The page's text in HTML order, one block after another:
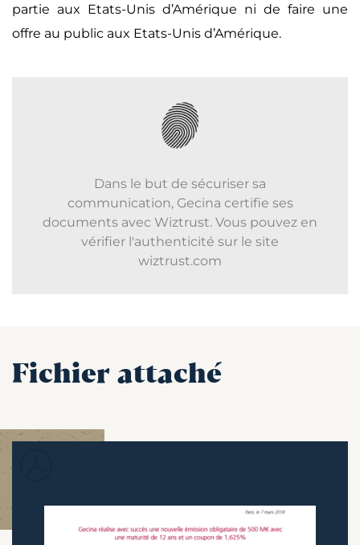
partie aux Etats-Unis d’Amérique ni de faire une
offre au public aux Etats-Unis d’Amérique.
Dans le but de sécuriser sa
communication, Gecina certifie ses
documents avec Wiztrust. Vous pouvez en
vérifier l'authenticité sur le site
wiztrust.com
Fichier attaché